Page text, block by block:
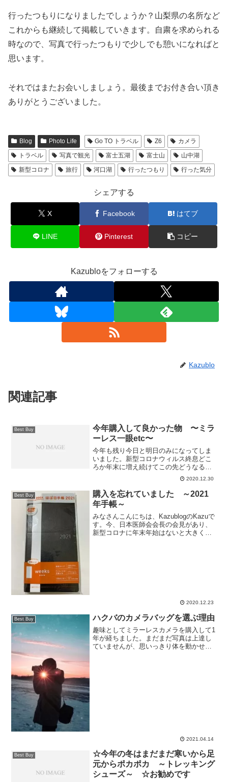
行ったつもりになりましたでしょうか？山梨県の名所など
これからも継続して掲載していきます。自粛を求められる
時なので、写真で行ったつもりで少しでも憩いになればと
思います。
それではまたお会いしましょう。最後までお付き合い頂き
ありがとうございました。
Blog Photo Life Go TO トラベル Z6
カメラ
トラベル
写真で観光 富士五湖 富士山
山中湖
新型コロナ
旅行 河口湖 行ったつもり 行った気分
シェアする
X Facebook はてブ
LINE Pinterest コピー
Kazubloをフォローする
Kazublo
関連記事
Best Buy
今年購入して良かった物 〜ミラ
ーレス一眼etc〜
今年も残り今日と明日のみになってしま
いました。新型コロナウィルス終息どこ
ろか年末に増え続けてこの先どうなるの
かと思いますが、明るい未来に向けて年
末を過ごしましょう。こんにちは、
KazublogのKazuです。早速ですが今年購
入して良かった物...
2020.12.30
Best Buy
購入を忘れていました ～2021
年手帳～
みなさんこんにちは、KazublogのKazuで
す。今、日本医師会会長の会見があり、
新型コロナに年末年始はないと大きく掲
2020.12.23
Best Buy ハクバのカメラバッグを選ぶ理由
趣味としてミラーレスカメラを購入して1
年が経ちました。まだまだ写真は上達し
ていませんが、思いっきり体を動かせな
2021.04.14
Best Buy
☆今年の冬はまだまだ寒いから足
元からポカポカ ～トレッキング
シューズ～ ☆お勧めです